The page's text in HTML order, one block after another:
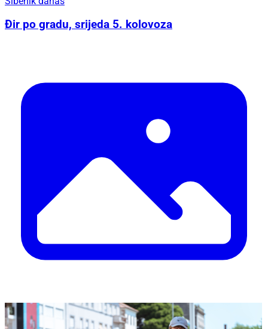
Đir po gradu, srijeda 5. kolovoza